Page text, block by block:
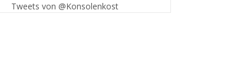
Tweets von @Konsolenkost